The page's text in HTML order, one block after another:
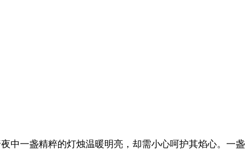
中一盏精粹的灯烛温暖明亮，却需小心呵护其焰心。一